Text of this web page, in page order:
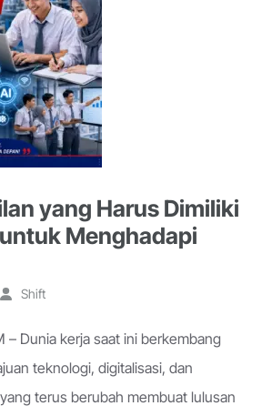
yang Harus Dimiliki
Menghadapi
Shift
– Dunia kerja saat ini berkembang
teknologi, digitalisasi, dan
terus berubah membuat lulusan